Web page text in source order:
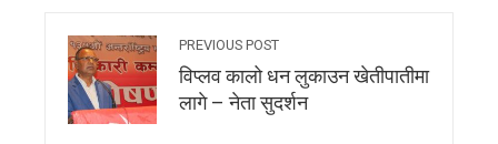
PREVIOUS POST
विप्लव कालो धन लुकाउन खेतीपातीमा
लागे – नेता सुदर्शन